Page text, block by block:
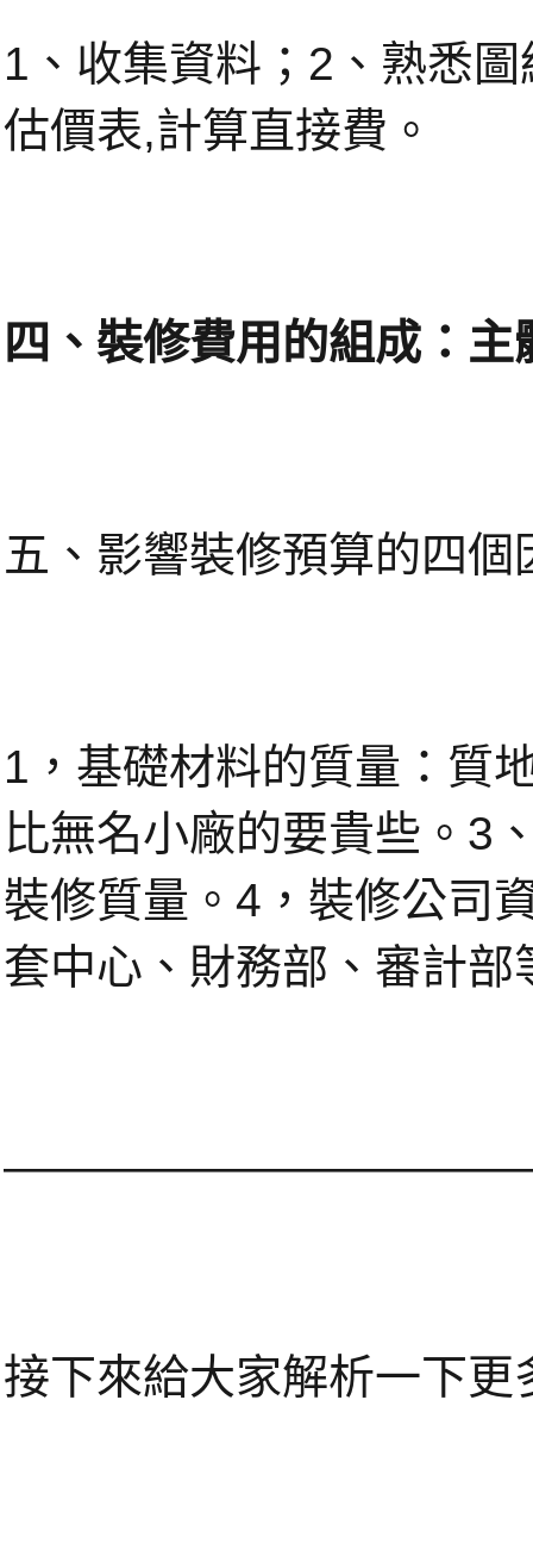
1、收集資料；2、熟悉
估價表,計算直接費。
四、裝修費用的組成：
五、影響裝修預算的四個
1，基礎材料的質量：質
比無名小廠的要貴些。3
裝修質量。4，裝修公司
套中心、財務部、審計
接下來給大家解析一下